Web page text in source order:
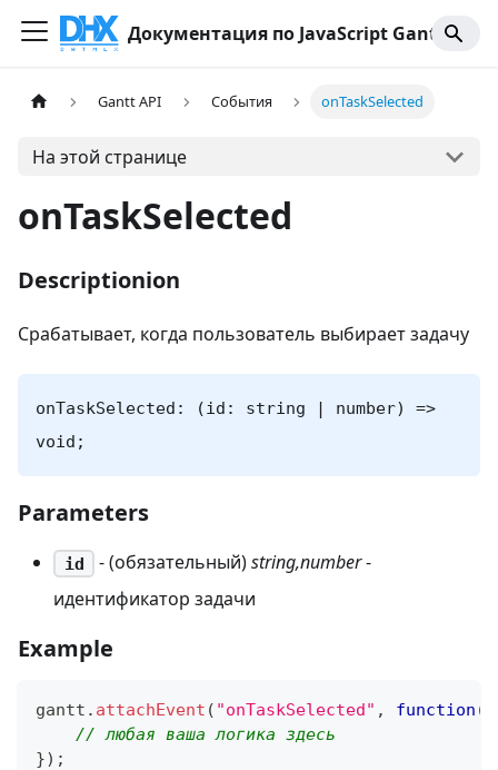
Документация по JavaScript Gantt
Gantt API События onTaskSelected
На этой странице
onTaskSelected
Descriptionion
Срабатывает, когда пользователь выбирает задачу
onTaskSelected: (id: string | number) =>
void;
Parameters
id - (обязательный)string,number-
идентификатор задачи
Example
gantt . attachEvent ( "onTaskSelected" , function (
// любая ваша логика здесь
}) ;